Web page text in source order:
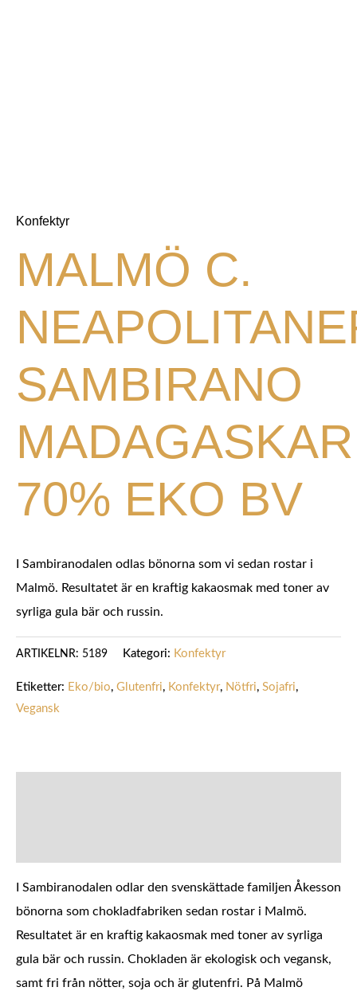
Konfektyr
MALMÖ C.
SAMBIRANO
MADAGASKAR
70% EKO BV
I Sambiranodalen odlas bönorna som vi sedan rostar i
Malmö. Resultatet är en kraftig kakaosmak med toner av
syrliga gula bär och russin.
ARTIKELNR: 5189 Kategori: Konfektyr
Etiketter: Eko/bio, Glutenfri, Konfektyr, Nötfri, Sojafri,
Vegansk
I Sambiranodalen odlar den svenskättade familjen Åkesson
bönorna som chokladfabriken sedan rostar i Malmö.
Resultatet är en kraftig kakaosmak med toner av syrliga
gula bär och russin. Chokladen är ekologisk och vegansk,
samt fri från nötter, soja och är glutenfri. På Malmö